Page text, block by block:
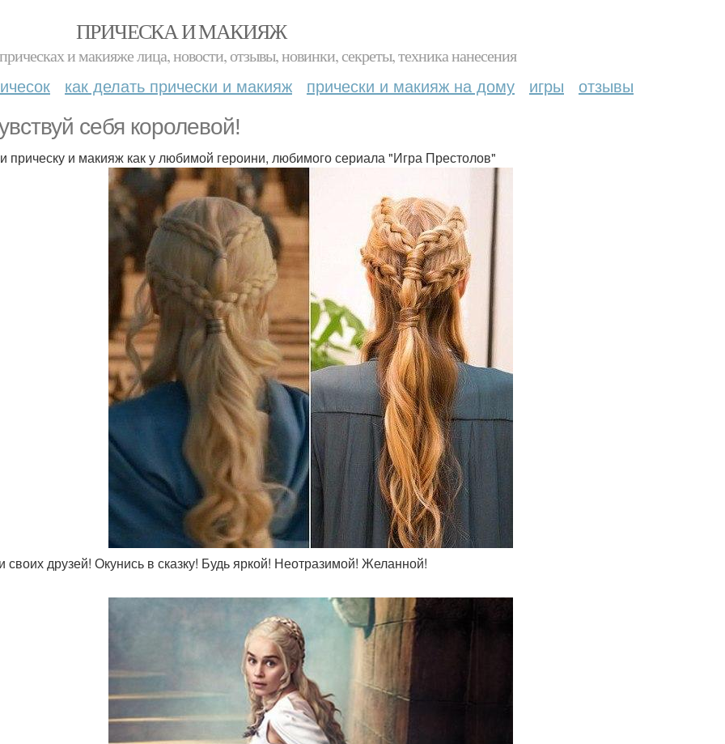
ПРИЧЕСКА И МАКИЯЖ
и макияже лица, новости, отзывы, новинки, секреты, техника нанесения
как делать прически и макияж прически и макияж на дому игры отзывы
себя королевой!
прическу и макияж как у любимой героини, любимого сериала "Игра Престолов"
своих друзей! Окунись в сказку! Будь яркой! Неотразимой! Желанной!